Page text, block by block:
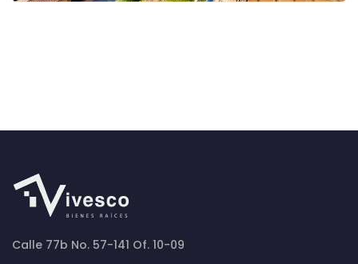
Calle 77b No. 57-141 Of. 10-09